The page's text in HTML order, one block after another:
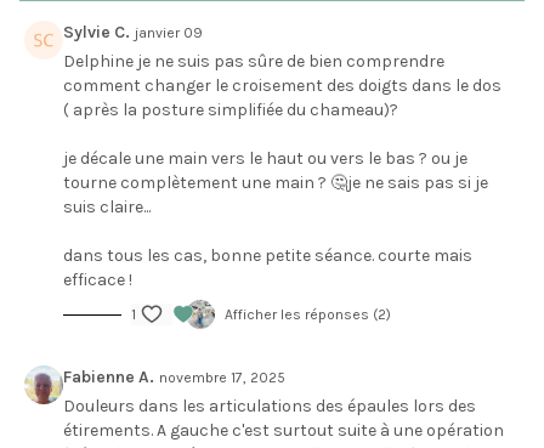
Sylvie C. janvier 09
Delphine je ne suis pas sûre de bien comprendre
comment changer le croisement des doigts dans le dos
( après la posture simplifiée du chameau)?
je décale une main vers le haut ou vers le bas ? ou je
tourne complètement une main ? 🤔je ne sais pas si je
suis claire...
dans tous les cas, bonne petite séance. courte mais
efficace !
1 Afficher les réponses (2)
Fabienne A. novembre 17, 2025
Douleurs dans les articulations des épaules lors des
étirements. A gauche c'est surtout suite à une opération